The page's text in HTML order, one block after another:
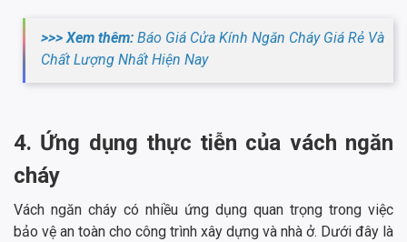
>>> Xem thêm: Báo Giá Cửa Kính Ngăn Cháy Giá Rẻ Và
Chất Lượng Nhất Hiện Nay
4. Ứng dụng thực tiễn của vách ngăn
cháy
Vách ngăn cháy có nhiều ứng dụng quan trọng trong việc
bảo vệ an toàn cho công trình xây dựng và nhà ở. Dưới đây là